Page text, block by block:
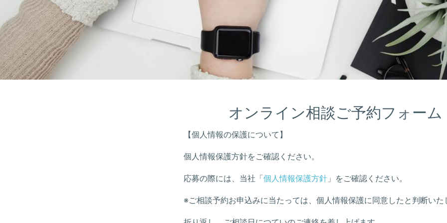
オンライン相談ご予約フォーム
【個人情報の保護について】
個人情報保護方針をご確認ください。
応募の際には、当社「個人情報保護方針 」をご確認ください。
※ご相談予約お申込みに当たっては、個人情報保護に同意したと判断いた